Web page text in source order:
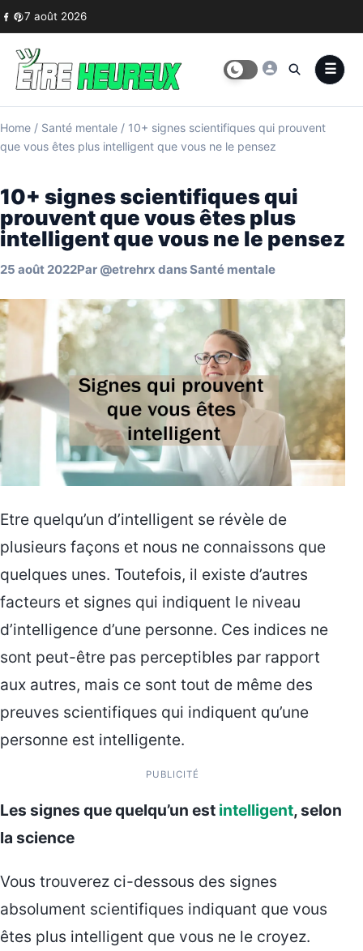
Skip to content
7 août 2026
Home / Santé mentale / 10+ signes scientifiques qui prouvent
que vous êtes plus intelligent que vous ne le pensez
10+ signes scientifiques qui
prouvent que vous êtes plus
intelligent que vous ne le pensez
25 août 2022Par @etrehrx dansSanté mentale
Etre quelqu’un d’intelligent se révèle de
plusieurs façons et nous ne connaissons que
quelques unes. Toutefois, il existe d’autres
facteurs et signes qui indiquent le niveau
d’intelligence d’une personne. Ces indices ne
sont peut-être pas perceptibles par rapport
aux autres, mais ce sont tout de même des
preuves scientifiques qui indiquent qu’une
personne est intelligente.
PUBLICITÉ
Les signes que quelqu’un est intelligent, selon
la science
Vous trouverez ci-dessous des signes
absolument scientifiques indiquant que vous
êtes plus intelligent que vous ne le croyez.